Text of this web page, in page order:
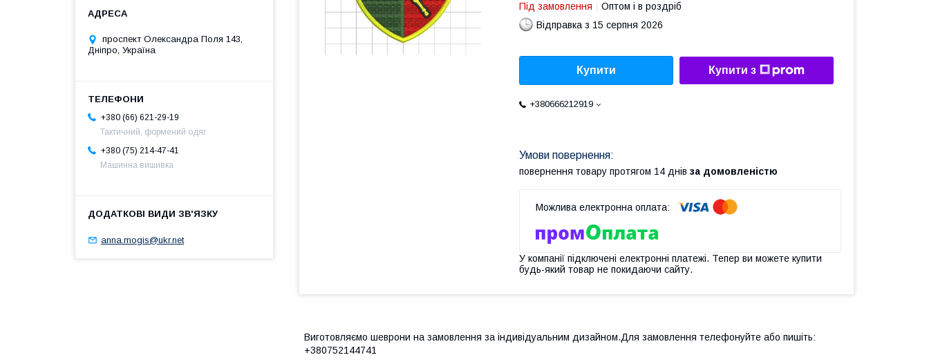
Під замовлення
Оптом і в роздріб
Відправка з 15 серпня 2026
Купити Купити з
+380666212919
повернення товару протягом 14 днів за домовленістю
У компанії підключені електронні платежі. Тепер ви можете купити
будь-який товар не покидаючи сайту.
Виготовляємо шеврони на замовлення за індивідуальним дизайном.Для замовлення телефонуйте або пишіть:
+380752144741
проспект Олександра Поля 143,
Дніпро, Україна
+380 (66) 621-29-19
Тактичний, формений одяг
+380 (75) 214-47-41
Машинна вишивка
anna.mogis@ukr.net